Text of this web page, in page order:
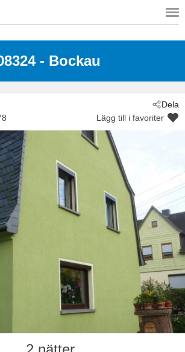
- Bockau
Dela
Lägg till i favoriter